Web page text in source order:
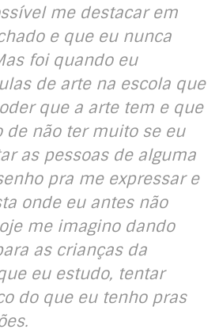
me destacar em
e que eu nunca
foi quando eu
de arte na escola que
que a arte tem e que
de não ter muito se eu
as pessoas de alguma
pra me expressar e
onde eu antes não
me imagino dando
as crianças da
eu estudo, tentar
do que eu tenho pras